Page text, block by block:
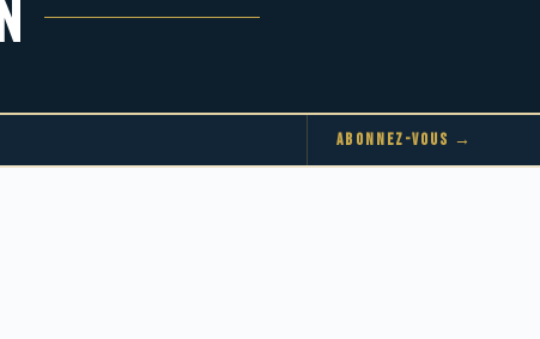
ABONNEZ-VOUS →